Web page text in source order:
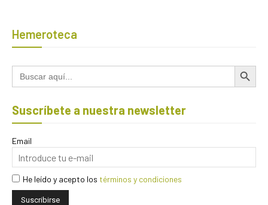
Hemeroteca
Buscar: Botón de
Suscríbete a nuestra newsletter
Email
He leído y acepto los términos y condiciones